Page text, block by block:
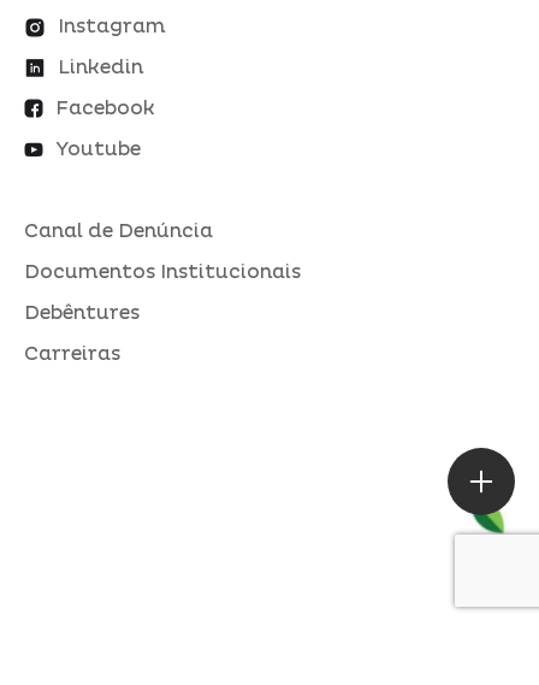
Instagram
Linkedin
Facebook
Youtube
Canal de Denúncia
Documentos Institucionais
Debêntures
Carreiras